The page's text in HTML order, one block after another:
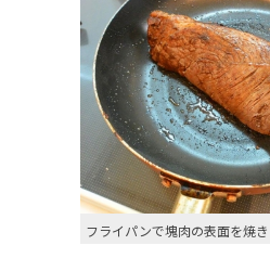
フライパンで塊肉の表面を焼き